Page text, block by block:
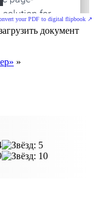
your PDF to digital flipbook ↗
документ
»